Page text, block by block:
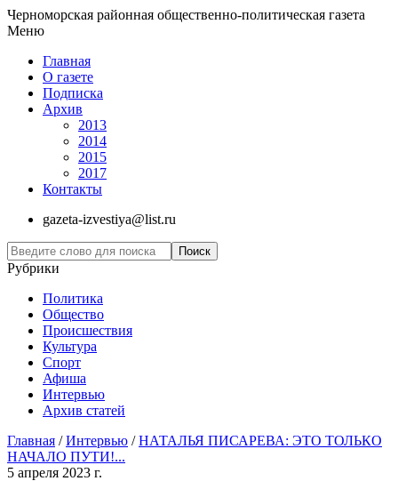
Черноморская районная общественно-политическая газета
Меню
Главная
О газете
Подписка
Архив
2013
2014
2015
2017
Контакты
gazeta-izvestiya@list.ru
Рубрики
Политика
Общество
Проиcшествия
Культура
Спорт
Афиша
Интервью
Архив статей
Главная /Интервью /НАТАЛЬЯ ПИСАРЕВА: ЭТО ТОЛЬКО
НАЧАЛО ПУТИ!...
5 апреля 2023 г.